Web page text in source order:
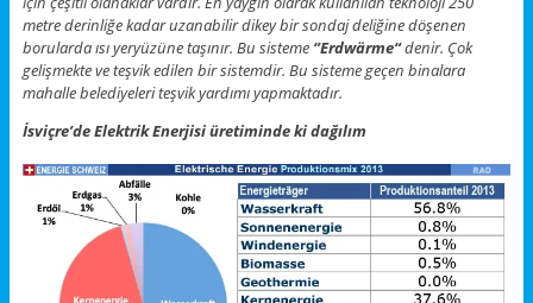
metre derinliğe kadar uzanabilir dikey bir sondaj deliğine döşenen
borularda ısı yeryüzüne taşınır. Bu sisteme ‘’Erdwärme“denir. Çok
gelişmekte ve teşvik edilen bir sistemdir. Bu sisteme geçen binalara
mahalle belediyeleri teşvik yardımı yapmaktadır.
İsviçre’de Elektrik Enerjisi üretiminde ki dağılım